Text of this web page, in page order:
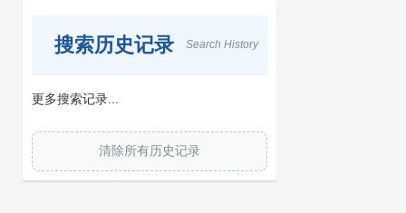
搜索历史记录 Search History
更多搜索记录...
清除所有历史记录